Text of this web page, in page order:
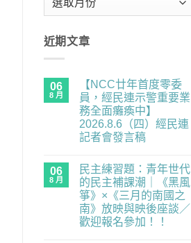
近期文章
06
8 月
【NCC廿年首度零委
員，經民連示警重要業
務全面癱瘓中】
2026.8.6（四）經民連
記者會發言稿
廿
年
首
度
零
委
員，
留
言
06
8 月
民主練習題：青年世代
的民主補課潮｜《黑風
箏》×《三月的南國之
南》放映與映後座談／
歡迎報名參加！！